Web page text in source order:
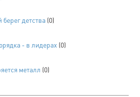
детства (0)
- в лидерах (0)
металл (0)